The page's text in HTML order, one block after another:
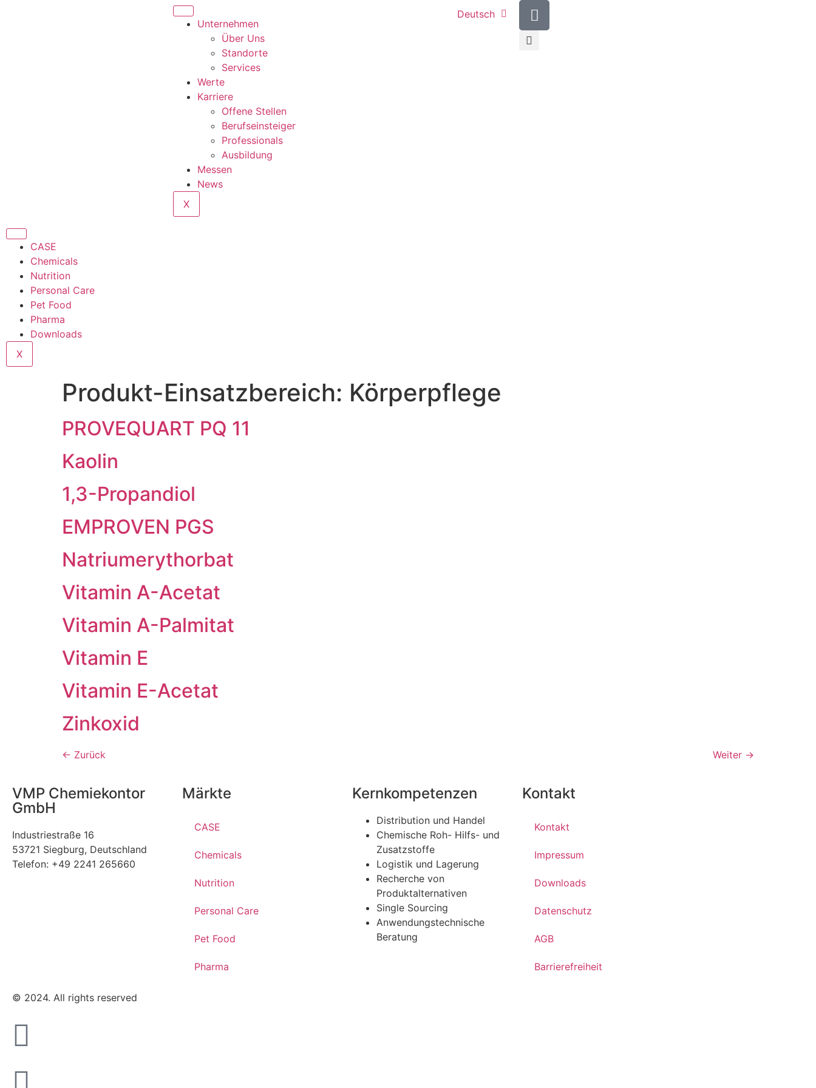
Unternehmen
Über Uns
Standorte
Services
Werte
Karriere
Offene Stellen
Berufseinsteiger
Professionals
Ausbildung
Messen
News
X
Deutsch
CASE
Chemicals
Nutrition
Personal Care
Pet Food
Pharma
Downloads
X
Produkt-Einsatzbereich: Körperpflege
PROVEQUART PQ 11
Kaolin
1,3-Propandiol
EMPROVEN PGS
Natriumerythorbat
Vitamin A-Acetat
Vitamin A-Palmitat
Vitamin E
Vitamin E-Acetat
Zinkoxid
← Zurück Weiter →
VMP Chemiekontor
GmbH
Industriestraße 16
53721 Siegburg, Deutschland
Telefon: +49 2241 265660
Märkte
CASE
Chemicals
Nutrition
Personal Care
Pet Food
Pharma
Kernkompetenzen
Distribution und Handel
Chemische Roh- Hilfs- und
Zusatzstoffe
Logistik und Lagerung
Recherche von
Produktalternativen
Single Sourcing
Anwendungstechnische
Beratung
Kontakt
Kontakt
Impressum
Downloads
Datenschutz
AGB
Barrierefreiheit
© 2024. All rights reserved